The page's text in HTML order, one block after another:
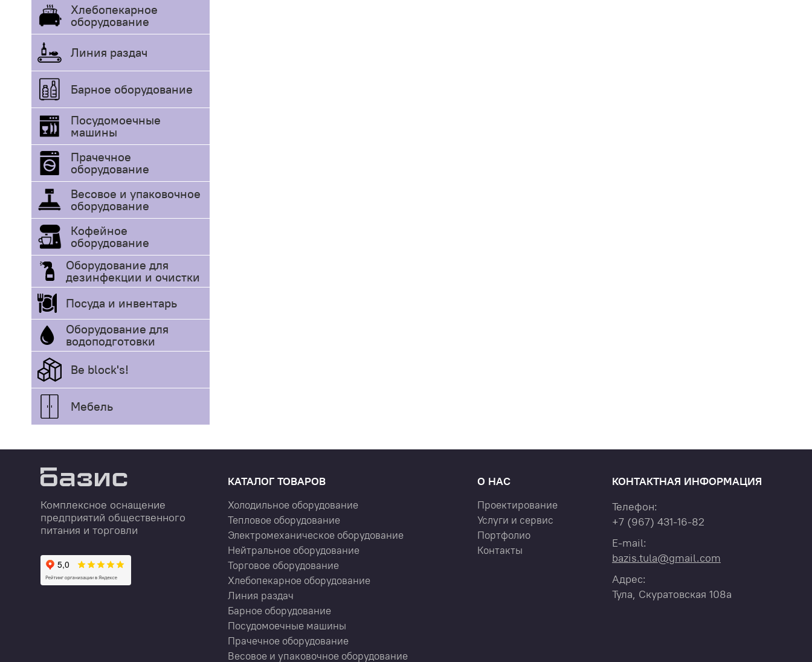
Хлебопекарное
оборудование
Линия раздач
Барное оборудование
Посудомоечные
машины
Прачечное
оборудование
Весовое и упаковочное
оборудование
Кофейное
оборудование
Оборудование для
дезинфекции и очистки
Посуда и инвентарь
Оборудование для
водоподготовки
Be block's!
Мебель
Комплексное оснащение
предприятий общественного
питания и торговли
КАТАЛОГ ТОВАРОВ
Холодильное оборудование
Тепловое оборудование
Электромеханическое оборудование
Нейтральное оборудование
Торговое оборудование
Хлебопекарное оборудование
Линия раздач
Барное оборудование
Посудомоечные машины
Прачечное оборудование
Весовое и упаковочное оборудование
О НАС
Проектирование
Услуги и сервис
Портфолио
Контакты
КОНТАКТНАЯ ИНФОРМАЦИЯ
Телефон:
+7 (967) 431-16-82
E-mail:
bazis.tula@gmail.com
Адрес:
Тула, Скуратовская 108а